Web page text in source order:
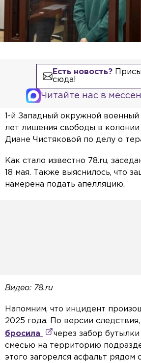
Есть новость?
сюда!
Читайте нас в
1-й Западный окружной военный
лет лишения свободы в
Диане Чистяковой по делу о
Как стало известно 78.ru,
18 мая. Также выяснилось, что
намерена подать апелляцию.
Видео: 78.ru
Напомним, что инцидент
2025 года. По версии
бросила
через забор
смесью на территорию
этого загорелся асфальт рядом